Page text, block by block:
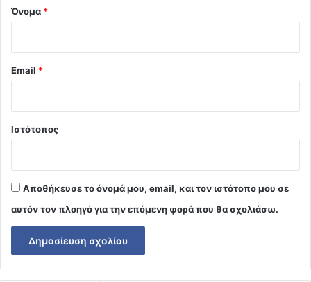
Όνομα *
Email *
Ιστότοπος
Αποθήκευσε το όνομά μου, email, και τον ιστότοπο μου σε
αυτόν τον πλοηγό για την επόμενη φορά που θα σχολιάσω.